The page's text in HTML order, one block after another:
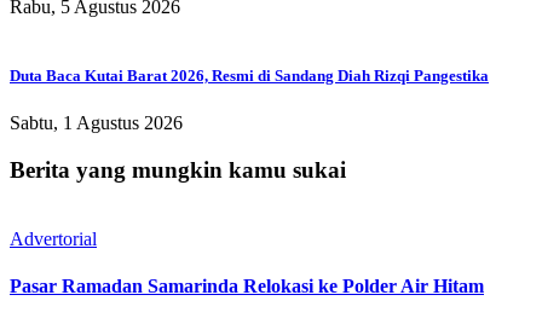
Rabu, 5 Agustus 2026
Duta Baca Kutai Barat 2026, Resmi di Sandang Diah Rizqi Pangestika
Sabtu, 1 Agustus 2026
Berita yang mungkin kamu sukai
Advertorial
Pasar Ramadan Samarinda Relokasi ke Polder Air Hitam